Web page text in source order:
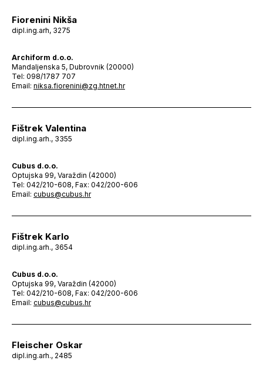
Fiorenini Nikša
dipl.ing.arh, 3275
Archiform d.o.o.
Mandaljenska 5, Dubrovnik (20000)
Tel: 098/1787 707
Email: niksa.fiorenini@zg.htnet.hr
Fištrek Valentina
dipl.ing.arh., 3355
Cubus d.o.o.
Optujska 99, Varaždin (42000)
Tel: 042/210-608, Fax: 042/200-606
Email: cubus@cubus.hr
Fištrek Karlo
dipl.ing.arh., 3654
Cubus d.o.o.
Optujska 99, Varaždin (42000)
Tel: 042/210-608, Fax: 042/200-606
Email: cubus@cubus.hr
Fleischer Oskar
dipl.ing.arh., 2485